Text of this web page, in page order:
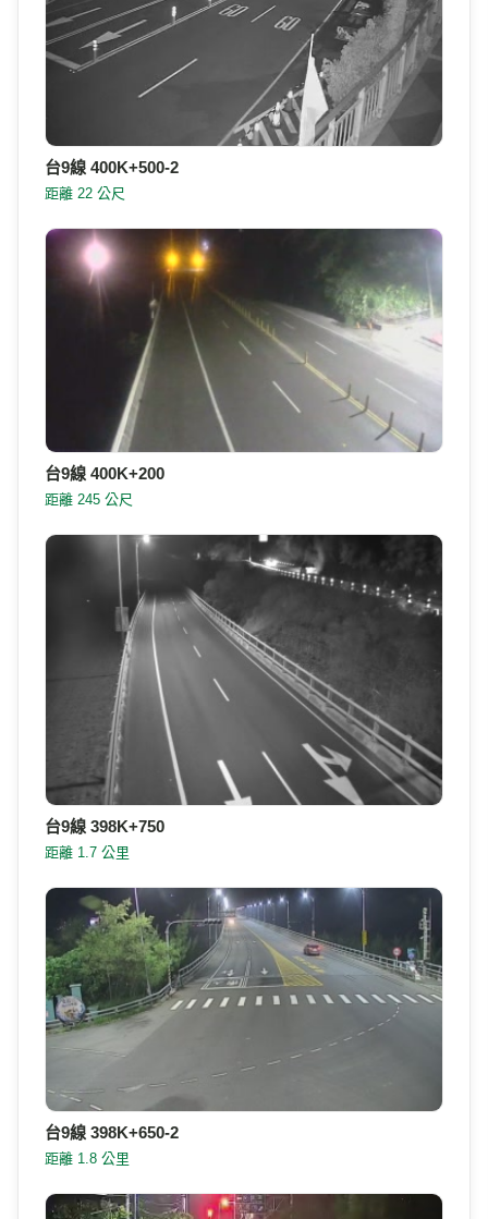
台9線 400K+500-2
距離 22 公尺
台9線 400K+200
距離 245 公尺
台9線 398K+750
距離 1.7 公里
台9線 398K+650-2
距離 1.8 公里